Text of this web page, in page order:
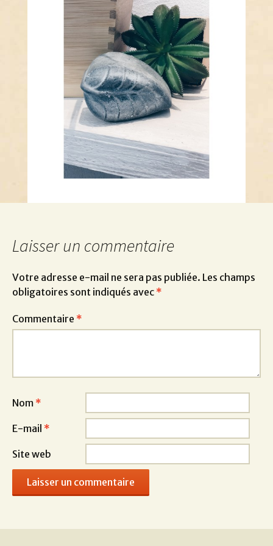
Laisser un commentaire
Votre adresse e-mail ne sera pas publiée. Les champs
obligatoires sont indiqués avec *
Commentaire *
Nom *
E-mail *
Site web